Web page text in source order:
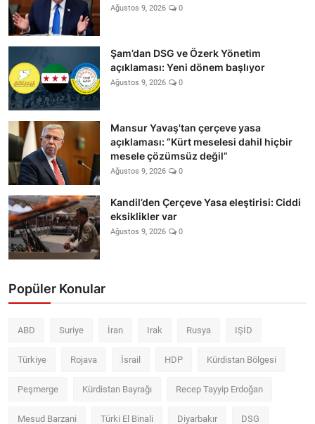
Ağustos 9, 2026 0
Şam’dan DSG ve Özerk Yönetim
açıklaması: Yeni dönem başlıyor
Ağustos 9, 2026 0
Mansur Yavaş'tan çerçeve yasa
açıklaması: “Kürt meselesi dahil hiçbir
mesele çözümsüz değil”
Ağustos 9, 2026 0
Kandil’den Çerçeve Yasa eleştirisi: Ciddi
eksiklikler var
Ağustos 9, 2026 0
Popüler Konular
ABD Suriye İran Irak Rusya IŞİD
Türkiye Rojava İsrail HDP Kürdistan Bölgesi
Peşmerge Kürdistan Bayrağı Recep Tayyip Erdoğan
Mesud Barzani Türki El Binali Diyarbakır DSG